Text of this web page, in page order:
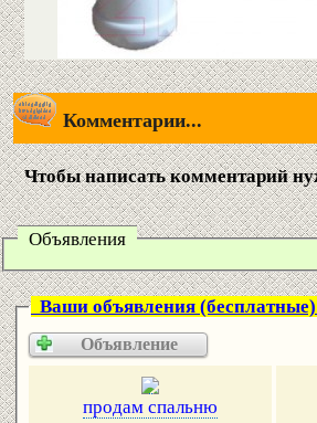
Комментарии...
Чтобы написать комментарий
Объявления
Ваши объявления (бесплатные)
Объявление
продам спальню